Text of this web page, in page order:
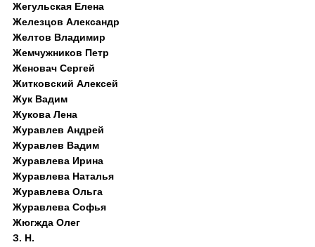
Жегульская Елена
Железцов Александр
Желтов Владимир
Жемчужников Петр
Женовач Сергей
Житковский Алексей
Жук Вадим
Жукова Лена
Журавлев Андрей
Журавлев Вадим
Журавлева Ирина
Журавлева Наталья
Журавлева Ольга
Журавлева Софья
Жюгжда Олег
З. Н.